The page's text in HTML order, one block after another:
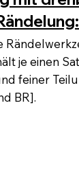
je einen
feiner
BR].